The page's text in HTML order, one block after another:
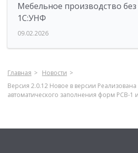
Мебельное производство
1С:УНФ
09.02.2026
Главная
Новости
Версия 2.0.12 Новое в версии
автоматического заполнения форм РСВ-